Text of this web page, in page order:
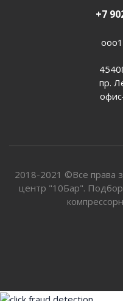
+7
пр.
2018-2021 ©Все права
центр "10Бар".